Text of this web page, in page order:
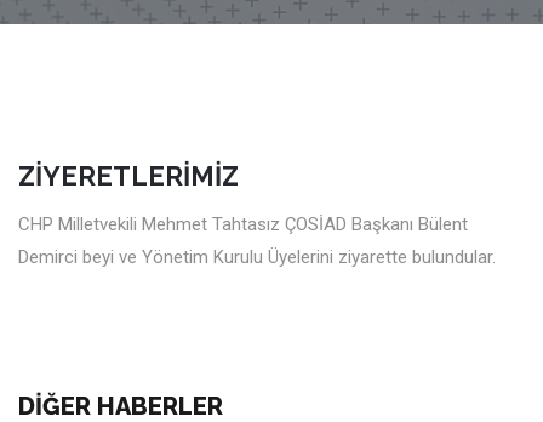
ZİYERETLERİMİZ
CHP Milletvekili Mehmet Tahtasız ÇOSİAD Başkanı Bülent
Demirci beyi ve Yönetim Kurulu Üyelerini ziyarette bulundular.
DİĞER HABERLER